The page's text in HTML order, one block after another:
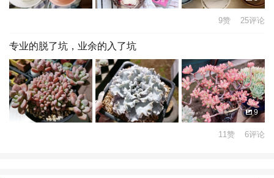
9赞 25评论
专业的脱了坑，业余的入了坑
9
11赞 6评论